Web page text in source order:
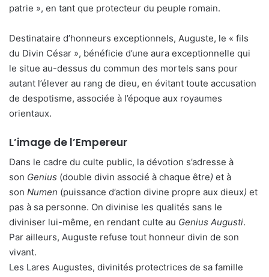
patrie », en tant que protecteur du peuple romain.
Destinataire d’honneurs exceptionnels, Auguste, le « fils
du Divin César », bénéficie d’une aura exceptionnelle qui
le situe au-dessus du commun des mortels sans pour
autant l’élever au rang de dieu, en évitant toute accusation
de despotisme, associée à l’époque aux royaumes
orientaux.
L’image de l’Empereur
Dans le cadre du culte public, la dévotion s’adresse à
son Genius (double divin associé à chaque être) et à
son Numen (puissance d’action divine propre aux dieux) et
pas à sa personne. On divinise les qualités sans le
diviniser lui-même, en rendant culte au Genius Augusti.
Par ailleurs, Auguste refuse tout honneur divin de son
vivant.
Les Lares Augustes, divinités protectrices de sa famille